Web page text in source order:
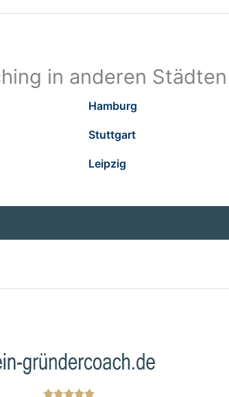
in anderen Städten
Hamburg
Stuttgart
Leipzig